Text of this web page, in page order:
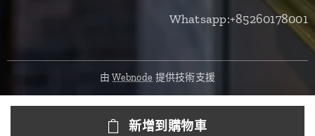
新增到購物車
Whatsapp:+85260178001
由Webnode 提供技術支援